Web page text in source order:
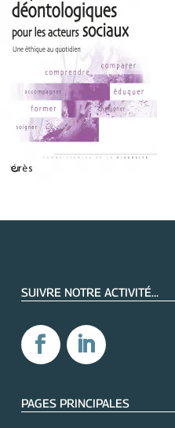
SUIVRE NOTRE ACTIVITÉ...
PAGES PRINCIPALES